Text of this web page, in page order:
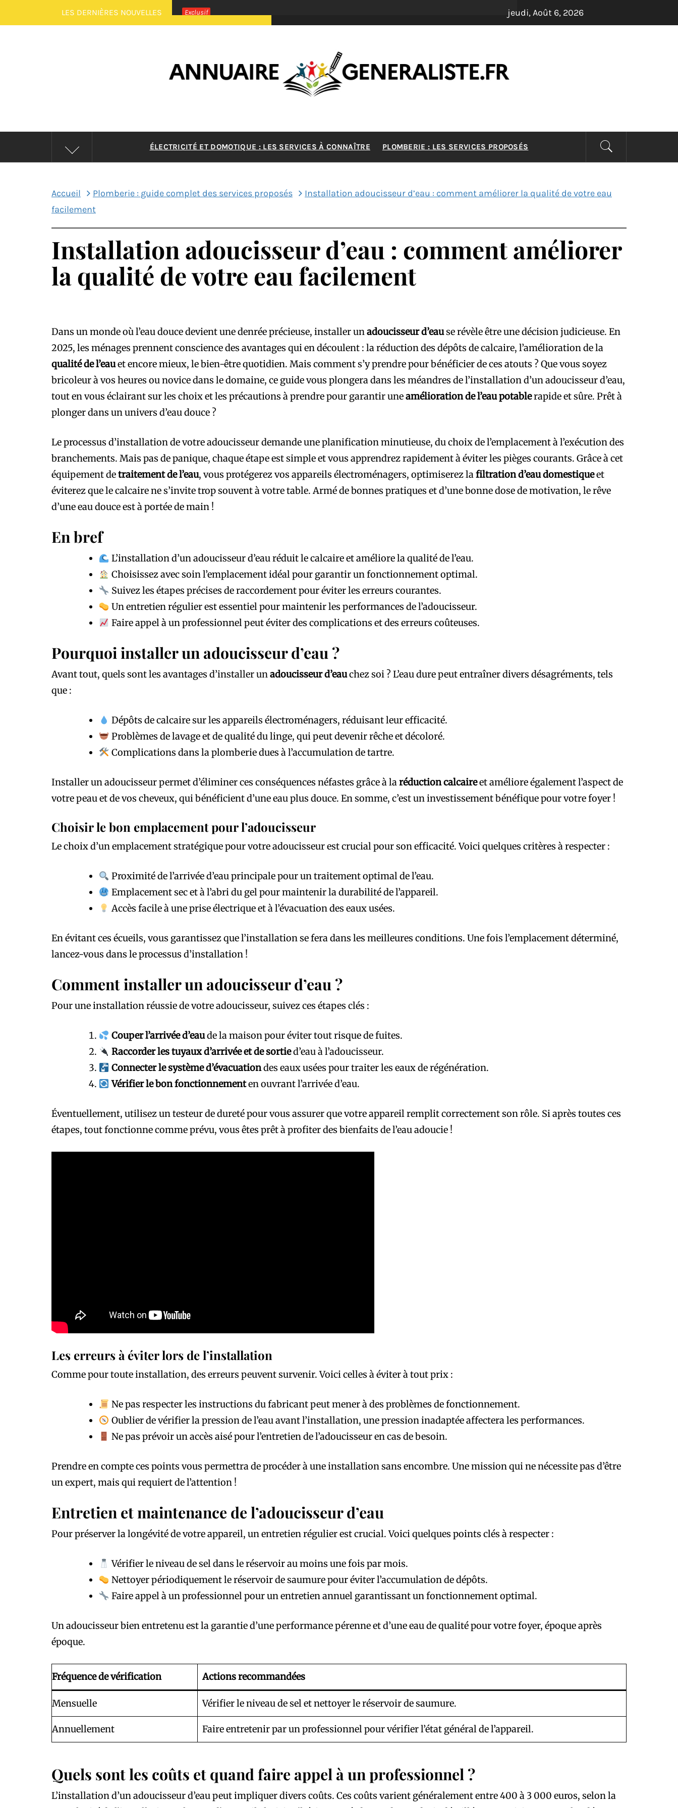
au
LES DERNIÈRES NOUVELLES Exclusif jeudi, Août 6, 2026
ANNUAIRE GENERALISTE –
MAISON
ÉLECTRICITÉ ET DOMOTIQUE : LES SERVICES À CONNAÎTRE PLOMBERIE : LES SERVICES PROPOSÉS
Accueil Plomberie : guide complet des services proposés
Installation adoucisseur d’eau : comment améliorer la qualité de votre eau
facilement
Installation adoucisseur d’eau : comment améliorer
la qualité de votre eau facilement
Dans un monde où l’eau douce devient une denrée précieuse, installer unadoucisseur d’eause révèle être une décision judicieuse. En
2025, les ménages prennent conscience des avantages qui en découlent : la réduction des dépôts de calcaire, l’amélioration de la
qualité de l’eauet encore mieux, le bien-être quotidien. Mais comment s’y prendre pour bénéficier de ces atouts ? Que vous soyez
bricoleur à vos heures ou novice dans le domaine, ce guide vous plongera dans les méandres de l’installation d’un adoucisseur d’eau,
tout en vous éclairant sur les choix et les précautions à prendre pour garantir uneamélioration de l’eau potablerapide et sûre. Prêt à
plonger dans un univers d’eau douce ?
Le processus d’installation de votre adoucisseur demande une planification minutieuse, du choix de l’emplacement à l’exécution des
branchements. Mais pas de panique, chaque étape est simple et vous apprendrez rapidement à éviter les pièges courants. Grâce à cet
équipement detraitement de l’eau, vous protégerez vos appareils électroménagers, optimiserez lafiltration d’eau domestiqueet
éviterez que le calcaire ne s’invite trop souvent à votre table. Armé de bonnes pratiques et d’une bonne dose de motivation, le rêve
d’une eau douce est à portée de main !
En bref
L’installation d’un adoucisseur d’eau réduit le calcaire et améliore la qualité de l’eau.
Choisissez avec soin l’emplacement idéal pour garantir un fonctionnement optimal.
Suivez les étapes précises de raccordement pour éviter les erreurs courantes.
Un entretien régulier est essentiel pour maintenir les performances de l’adoucisseur.
Faire appel à un professionnel peut éviter des complications et des erreurs coûteuses.
Pourquoi installer un adoucisseur d’eau ?
Avant tout, quels sont les avantages d’installer unadoucisseur d’eauchez soi ? L’eau dure peut entraîner divers désagréments, tels
que :
Dépôts de calcaire sur les appareils électroménagers, réduisant leur efficacité.
Problèmes de lavage et de qualité du linge, qui peut devenir rêche et décoloré.
Complications dans la plomberie dues à l’accumulation de tartre.
Installer un adoucisseur permet d’éliminer ces conséquences néfastes grâce à laréduction calcaireet améliore également l’aspect de
votre peau et de vos cheveux, qui bénéficient d’une eau plus douce. En somme, c’est un investissement bénéfique pour votre foyer !
Choisir le bon emplacement pour l’adoucisseur
Le choix d’un emplacement stratégique pour votre adoucisseur est crucial pour son efficacité. Voici quelques critères à respecter :
Proximité de l’arrivée d’eau principale pour un traitement optimal de l’eau.
Emplacement sec et à l’abri du gel pour maintenir la durabilité de l’appareil.
Accès facile à une prise électrique et à l’évacuation des eaux usées.
En évitant ces écueils, vous garantissez que l’installation se fera dans les meilleures conditions. Une fois l’emplacement déterminé,
lancez-vous dans le processus d’installation !
Comment installer un adoucisseur d’eau ?
Pour une installation réussie de votre adoucisseur, suivez ces étapes clés :
Couper l’arrivée d’eaude la maison pour éviter tout risque de fuites.
Raccorder les tuyaux d’arrivée et de sortied’eau à l’adoucisseur.
Connecter le système d’évacuationdes eaux usées pour traiter les eaux de régénération.
Vérifier le bon fonctionnementen ouvrant l’arrivée d’eau.
Éventuellement, utilisez un testeur de dureté pour vous assurer que votre appareil remplit correctement son rôle. Si après toutes ces
étapes, tout fonctionne comme prévu, vous êtes prêt à profiter des bienfaits de l’eau adoucie !
Les erreurs à éviter lors de l’installation
Comme pour toute installation, des erreurs peuvent survenir. Voici celles à éviter à tout prix :
Ne pas respecter les instructions du fabricant peut mener à des problèmes de fonctionnement.
Oublier de vérifier la pression de l’eau avant l’installation, une pression inadaptée affectera les performances.
Ne pas prévoir un accès aisé pour l’entretien de l’adoucisseur en cas de besoin.
Prendre en compte ces points vous permettra de procéder à une installation sans encombre. Une mission qui ne nécessite pas d’être
un expert, mais qui requiert de l’attention !
Entretien et maintenance de l’adoucisseur d’eau
Pour préserver la longévité de votre appareil, un entretien régulier est crucial. Voici quelques points clés à respecter :
Vérifier le niveau de sel dans le réservoir au moins une fois par mois.
Nettoyer périodiquement le réservoir de saumure pour éviter l’accumulation de dépôts.
Faire appel à un professionnel pour un entretien annuel garantissant un fonctionnement optimal.
Un adoucisseur bien entretenu est la garantie d’une performance pérenne et d’une eau de qualité pour votre foyer, époque après
époque.
Fréquence de vérification Actions recommandées
Mensuelle Vérifier le niveau de sel et nettoyer le réservoir de saumure.
Annuellement Faire entretenir par un professionnel pour vérifier l’état général de l’appareil.
Quels sont les coûts et quand faire appel à un professionnel ?
L’installation d’un adoucisseur d’eau peut impliquer divers coûts. Ces coûts varient généralement entre 400 à 3 000 euros, selon la